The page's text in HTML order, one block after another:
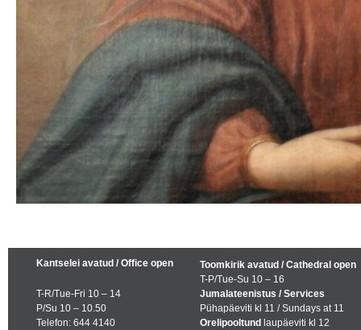
Kantselei avatud / Office open
T-R/Tue-Fri 10 – 14
P/Su 10 – 10.50
Telefon: 644 4140
Toomkirik avatud / Cathedral open
T-P/Tue-Su 10 – 16
Jumalateenistus / Services
Pühapäeviti kl 11 / Sundays at 11
Orelipooltund laupäeviti kl 12